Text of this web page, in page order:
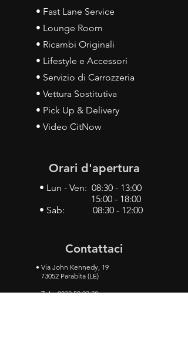
• Fast Lane Service
• Lounge Room
• Ricambi Originali
• Lifestyle e Accessori
• Servizio di Carrozzeria
• Vettura Sostitutiva
• Pick Up & Delivery
• Video CitNow
Orari d'apertura
• Lun - Ven: 08:30 - 13:00
15:00 - 18:00
• Sab: 08:30 - 12:00
Contattaci
• Via John Kennedy, 19
73052 Parabita (LE)
• Tel:0833 50 93 30